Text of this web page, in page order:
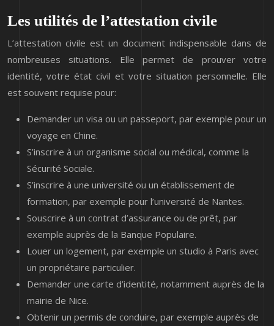
Les utilités de l’attestation civile
L’attestation civile est un document indispensable dans de
nombreuses situations. Elle permet de prouver votre
identité, votre état civil et votre situation personnelle. Elle
est souvent requise pour:
Demander un visa ou un passeport, par exemple pour un
voyage en Chine.
S’inscrire à un organisme social ou médical, comme la
Sécurité Sociale.
S’inscrire à une université ou un établissement de
formation, par exemple pour l’université de Nantes.
Souscrire à un contrat d’assurance ou de prêt, par
exemple auprès de la Banque Populaire.
Louer un logement, par exemple un studio à Paris avec
un propriétaire particulier.
Demander une carte d’identité, notamment auprès de la
mairie de Nice.
Obtenir un permis de conduire, par exemple auprès de